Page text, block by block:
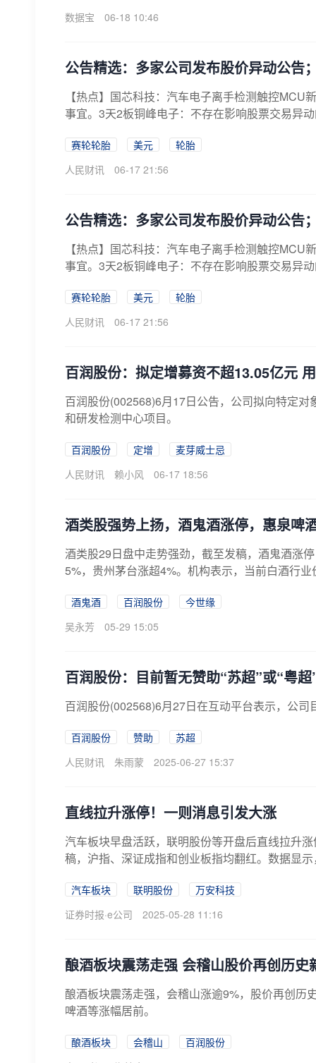
数据宝
06-18 10:46
公告精选：多家公司发布股价异动公告
【热点】国芯科技：汽车电子离手检测触控
事宜。3天2板铜峰电子：不存在影响股票交易异
赛轮轮胎 美元
轮胎
人民财讯
06-17 21:56
公告精选：多家公司发布股价异动公告
【热点】国芯科技：汽车电子离手检测触控
事宜。3天2板铜峰电子：不存在影响股票交易异
赛轮轮胎 美元
轮胎
人民财讯
06-17 21:56
百润股份：拟定增募资不超13.05亿元
百润股份(002568)6月17日公告，公司拟向特定
和研发检测中心项目。
百润股份 定增
麦芽威士忌
人民财讯
赖小风 06-17 18:56
酒类股强势上扬，酒鬼酒涨停，惠泉啤
酒类股29日盘中走势强劲，截至发稿，酒鬼酒涨
5%，贵州茅台涨超4%。机构表示，当前白酒行
酒鬼酒 百润股份
今世缘
吴永芳
05-29 15:05
百润股份：目前暂无赞助“苏超”或“粤
百润股份(002568)6月27日在互动平台表示，公司
百润股份 赞助
苏超
人民财讯
朱雨蒙 2025-06-27 15:37
直线拉升涨停！一则消息引发大涨
汽车板块早盘活跃，联明股份等开盘后直线拉升
稿，沪指、深证成指和创业板指均翻红。数据显
汽车板块 联明股份
万安科技
证券时报·e公司
2025-05-28 11:16
酿酒板块震荡走强 会稽山股价再创历史
酿酒板块震荡走强，会稽山涨逾9%，股价再创历
啤酒等涨幅居前。
酿酒板块 会稽山
百润股份